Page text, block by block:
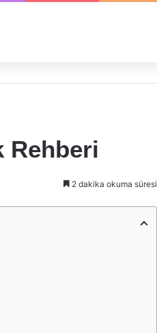
Rehberi
2 dakika okuma süresi